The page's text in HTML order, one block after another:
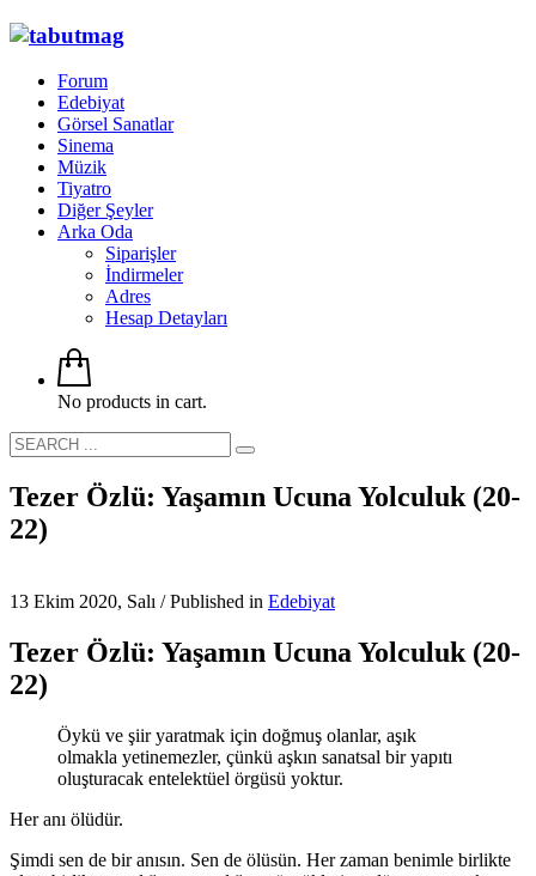
Forum
Edebiyat
Görsel Sanatlar
Sinema
Müzik
Tiyatro
Diğer Şeyler
Arka Oda
Siparişler
İndirmeler
Adres
Hesap Detayları
No products in cart.
Tezer Özlü: Yaşamın Ucuna Yolculuk (20-
22)
13 Ekim 2020, Salı /Published in Edebiyat
Tezer Özlü: Yaşamın Ucuna Yolculuk (20-
22)
Öykü ve şiir yaratmak için doğmuş olanlar, aşık
olmakla yetinemezler, çünkü aşkın sanatsal bir yapıtı
oluşturacak entelektüel örgüsü yoktur.
Her anı ölüdür.
Şimdi sen de bir anısın. Sen de ölüsün. Her zaman benimle birlikte